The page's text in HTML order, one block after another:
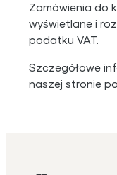
Zamówienia do
wyświetlane i
podatku VAT.
Szczegółowe
naszej stronie